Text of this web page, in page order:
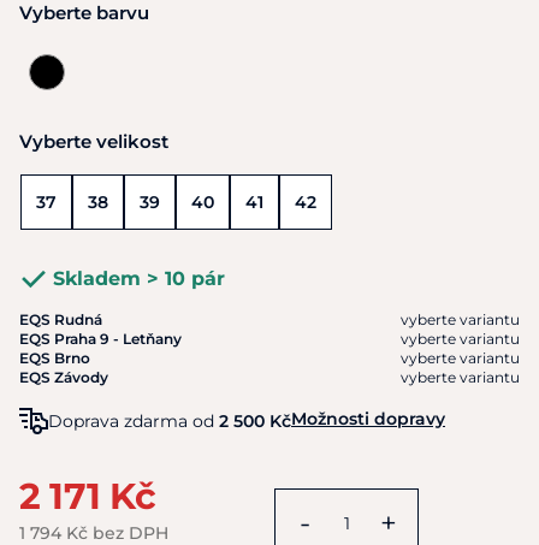
Vyberte barvu
Vyberte velikost
37 38 39 40 41 42
Skladem > 10 pár
EQS Rudná
vyberte variantu
EQS Praha 9 - Letňany
vyberte variantu
EQS Brno
vyberte variantu
EQS Závody
vyberte variantu
Doprava zdarma od 2 500 KčMožnosti dopravy
2 171 Kč
1 794 Kč bez DPH - +